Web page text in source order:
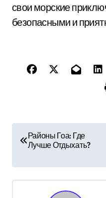
свои морские
безопасными и
в
Районы Гоа: Где
Лучше Отдыхать?